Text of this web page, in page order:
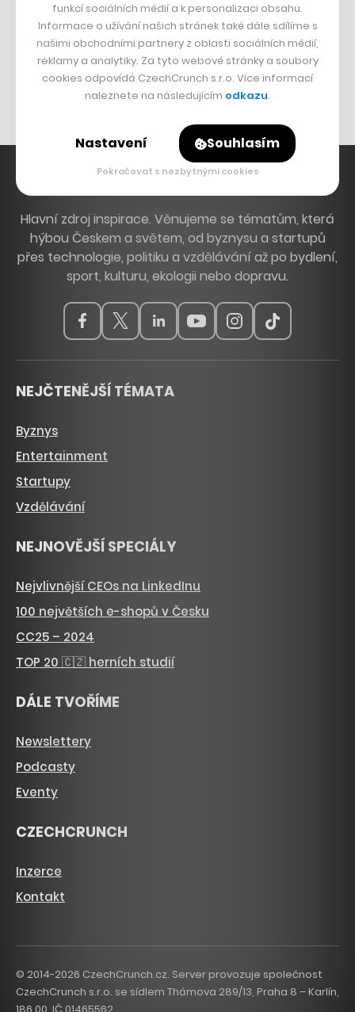
DESIGN
Bomma není tichá
Originální hodinky
Nábytek z betonu
Hlavní zdroj inspirace. Věnujeme se tématům, která
hýbou Českem a světem, od byznysu a startupů
přes technologie, politiku a vzdělávání až po bydlení,
sport, kulturu, ekologii nebo dopravu.
NEJČTENĚJŠÍ TÉMATA
Byznys
Entertainment
Startupy
Vzdělávání
NEJNOVĚJŠÍ SPECIÁLY
Nejvlivnější CEOs na LinkedInu
100 největších e-shopů v Česku
CC25 – 2024
TOP 20 🇨🇿 herních studií
DÁLE TVOŘÍME
Newslettery
Podcasty
Eventy
CZECHCRUNCH
Inzerce
Kontakt
© 2014-2026 CzechCrunch.cz. Server provozuje společnost
CzechCrunch s.r.o. se sídlem Thámova 289/13, Praha 8 – Karlín,
funkcí sociálních médií a k personalizaci obsahu.
Informace o užívání našich stránek také dále sdílíme s
našimi obchodními partnery z oblasti sociálních médií,
reklamy a analytiky. Za tyto webové stránky a soubory
cookies odpovídá CzechCrunch s.r.o. Více informací
naleznete na následujícím odkazu.
Nastavení Souhlasím
Pokračovat s nezbytnými cookies